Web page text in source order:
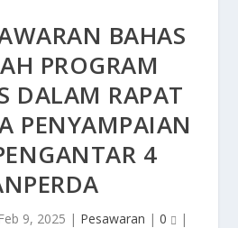
BAHAS
PROGRAM
DALAM RAPAT
PENYAMPAIAN
4
Feb 9, 2025 | Pesawaran | 0 |